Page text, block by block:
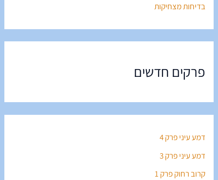
בדיחות מצחיקות
פרקים חדשים
דמע עיני פרק 4
דמע עיני פרק 3
קרוב רחוק פרק 1